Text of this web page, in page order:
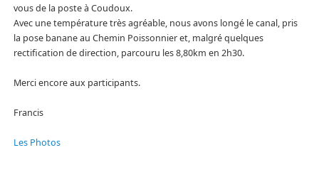
vous de la poste à Coudoux.
Avec une température très agréable, nous avons longé le canal, pris
la pose banane au Chemin Poissonnier et, malgré quelques
rectification de direction, parcouru les 8,80km en 2h30.
Merci encore aux participants.
Francis
Les Photos